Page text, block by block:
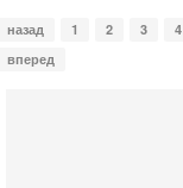
назад 1 2 3 4
вперед